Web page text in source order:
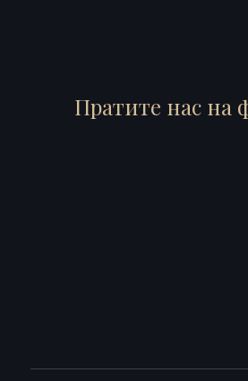
Пратите нас на